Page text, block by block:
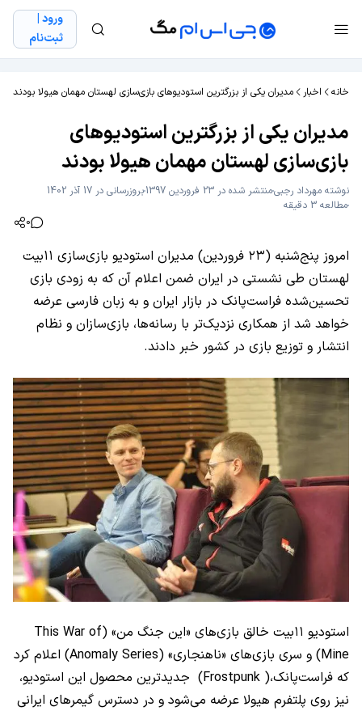
ورود |
ثبت‌نام
خانه اخبار مدیران یکی از بزرگترین استودیوهای بازی‌سازی لهستان مهمان هیولا بودند
مدیران یکی از بزرگترین استودیوهای
بازی‌سازی لهستان مهمان هیولا بودند
نوشته مهرداد رجبیمنتشر شده در 23 فروردین 1397
بروزرسانی در 17 آذر 1402
مطالعه 3 دقیقه
0
امروز پنج‌شنبه (۲۳ فروردین) مدیران استودیو بازی‌سازی ۱۱بیت
لهستان طی نشستی در ایران ضمن اعلام آن که به زودی بازی
تحسین‌شده فراست‌پانک در بازار ایران و به زبان فارسی عرضه
خواهد شد از همکاری نزدیک‌تر با رسانه‌ها، بازی‌سازان و نظام
انتشار و توزیع بازی در کشور خبر دادند.
استودیو ۱۱بیت خالق بازی‌های «این جنگ من» (
This War of
Mine) و سری بازی‌های «ناهنجاری» (Anomaly Series) اعلام کرد
که فراست‌پانک،( Frostpunk) جدیدترین محصول این استودیو،
نیز روی پلتفرم هیولا عرضه می‌شود و در دسترس گیمرهای ایرانی